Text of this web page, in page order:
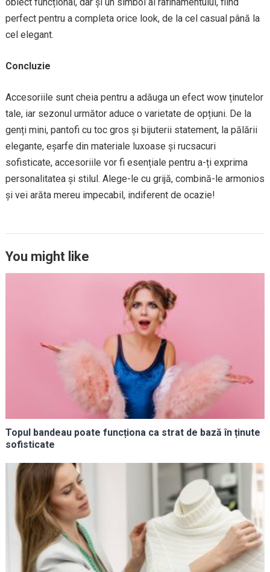
perfect pentru a completa orice look, de la cel casual până la
cel elegant.
Concluzie
Accesoriile sunt cheia pentru a adăuga un efect wow ținutelor
tale, iar sezonul următor aduce o varietate de opțiuni. De la
genți mini, pantofi cu toc gros și bijuterii statement, la pălării
elegante, eșarfe din materiale luxoase și rucsacuri
sofisticate, accesoriile vor fi esențiale pentru a-ți exprima
personalitatea și stilul. Alege-le cu grijă, combină-le armonios
și vei arăta mereu impecabil, indiferent de ocazie!
You might like
Topul bandeau poate funcționa ca strat de bază în ținute
sofisticate